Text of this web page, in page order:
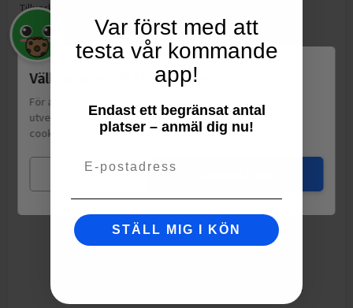
Tillverkning:
Välkommen till Matspar.se
För att leverera en personlig upplevelse, mäta sajtens
utveckling och ha sociala medier-koppling använder vi
cookies.
Läs mer
Mina val
Var först med att
testa vår kommande
app!
Endast ett begränsat antal
platser – anmäl dig nu!
STÄLL MIG I KÖN